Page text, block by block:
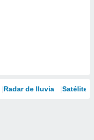
Radar de lluvia Satélites